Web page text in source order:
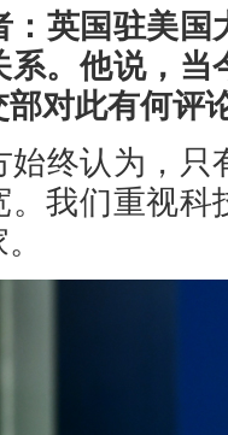
：英国驻美
系。他说，
对此有何评
始终认为，
。我们重视